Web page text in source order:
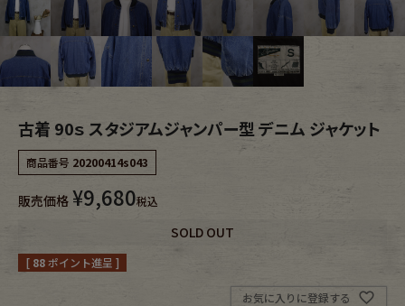
Bottoms Fafatt
レディース商品カテゴリーから探す
Tops Bottoms
Outer
小物・アクセサリーから探す
古着 90ｓ スタジアムジャンパー型 デニム ジャケット
商品番号 20200414s043
販売価格 ¥9,680税込
SOLD OUT
[ 88ポイント進呈 ]
お気に入りに登録する